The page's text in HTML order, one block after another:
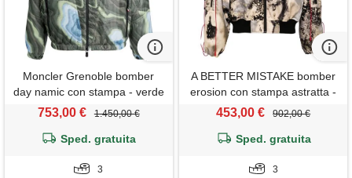
Moncler Grenoble bomber
day namic con stampa - verde
753,00 € 1.450,00 €
Sped. gratuita
3
A BETTER MISTAKE bomber
erosion con stampa astratta -
marrone
453,00 € 902,00 €
Sped. gratuita
3